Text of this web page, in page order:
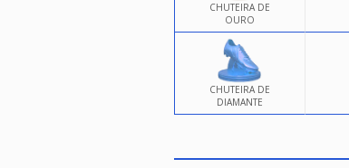
CHUTEIRA DE
OURO
CHUTEIRA DE
DIAMANTE